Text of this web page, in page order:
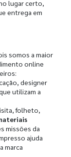
lugar certo,
entrega em
somos a maior
online
designer
utilizam a
folheto,
missões da
ajuda
marca